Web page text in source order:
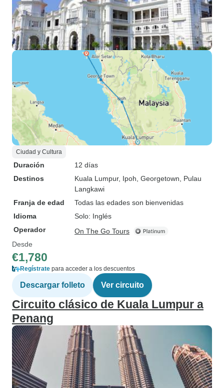
Ciudad y Cultura
Duración
12 días
Destinos
Kuala Lumpur, Ipoh , Georgetown , Pulau
Langkawi
Franja de edad
Todas las edades son bienvenidas
Idioma
Solo: Inglés
Operador
On The Go Tours
Desde
€1,780
Regístrate para acceder a los descuentos
Descargar folleto Ver circuito
Circuito clásico de Kuala Lumpur a
Penang